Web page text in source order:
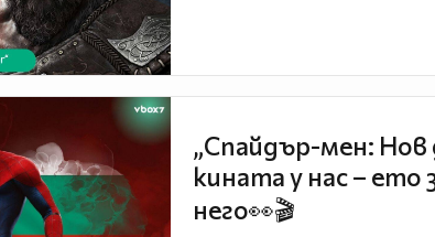
„Спайдър-мен: Нов
кината у нас – ето
него👀🎬